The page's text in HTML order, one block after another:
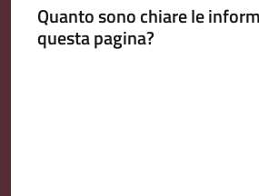
Quanto sono chiare le
questa pagina?